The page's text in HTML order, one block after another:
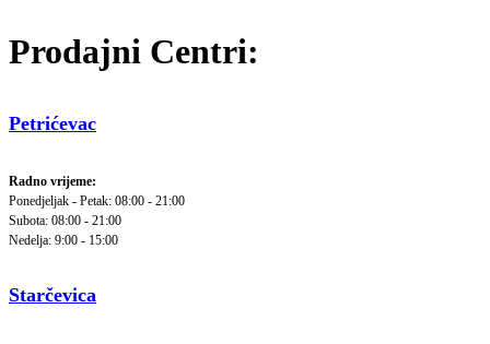
Prodajni Centri:
Petrićevac
Radno vrijeme:
Ponedjeljak - Petak: 08:00 - 21:00
Subota: 08:00 - 21:00
Nedelja: 9:00 - 15:00
Starčevica